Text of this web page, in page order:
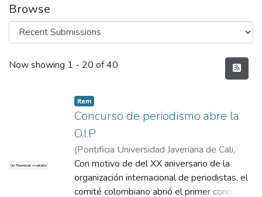
Browse
Recent Submissions
Now showing 1 - 20 of 40
No Thumbnail Available
Item
Concurso de periodismo abre la
O.I.P
(Pontificia Universidad Javeriana de Cali,
1966)El Radio
Con motivo de del XX aniversario de la
organización internacional de periodistas, el
comité colombiano abrió el primer concurso